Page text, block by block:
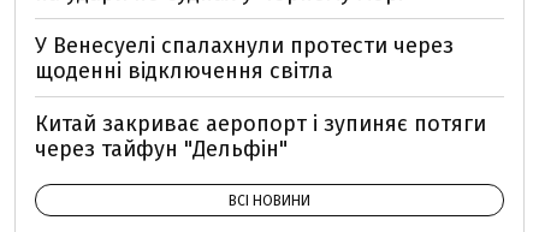
У Венесуелі спалахнули протести через
щоденні відключення світла
Китай закриває аеропорт і зупиняє потяги
через тайфун "Дельфін"
ВСІ НОВИНИ